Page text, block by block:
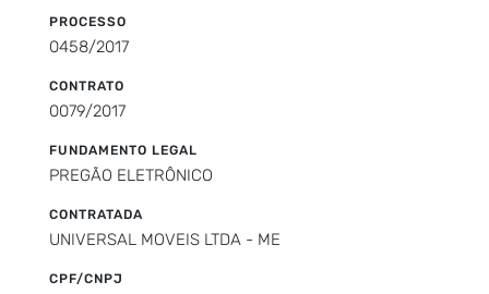
PROCESSO
0458/2017
CONTRATO
0079/2017
FUNDAMENTO LEGAL
PREGÃO ELETRÔNICO
CONTRATADA
UNIVERSAL MOVEIS LTDA - ME
CPF/CNPJ